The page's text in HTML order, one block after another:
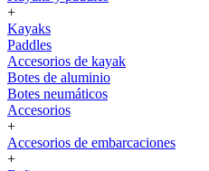
+
Kayaks
Paddles
Accesorios de kayak
Botes de aluminio
Botes neumáticos
Accesorios
+
Accesorios de embarcaciones
+